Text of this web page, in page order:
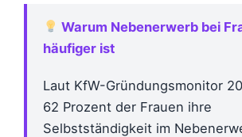
Warum Nebenerwerb bei
häufiger ist
Laut KfW-Gründungsmonitor
62 Prozent der Frauen ihre
Selbstständigkeit im